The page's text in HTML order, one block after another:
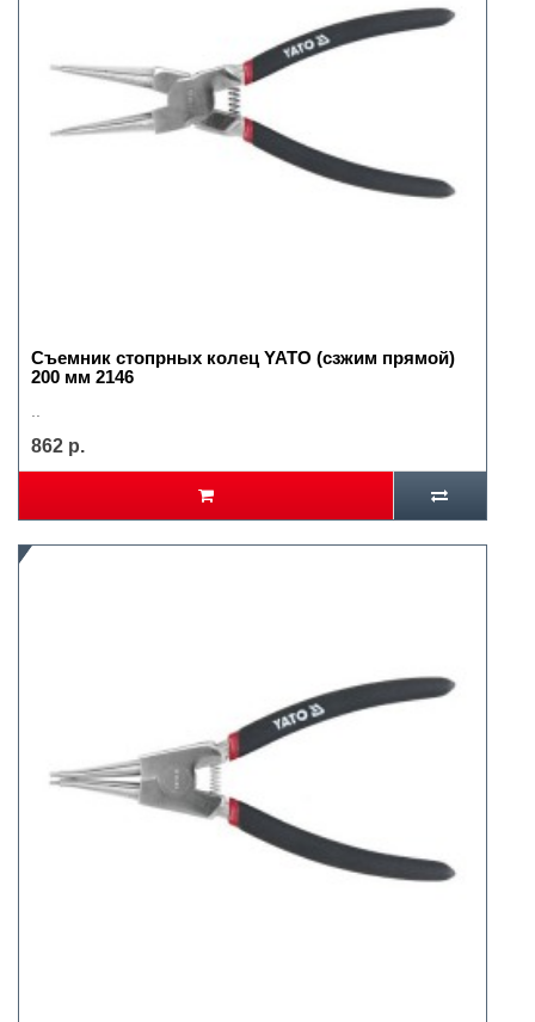
Съемник стопрных колец YATO (сзжим прямой)
200 мм 2146
862 р.